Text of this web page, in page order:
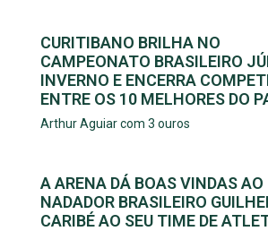
CURITIBANO BRILHA NO
CAMPEONATO BRASILEIRO
INVERNO E ENCERRA
ENTRE OS 10 MELHORES DO
Arthur Aguiar com 3 ouros
A ARENA DÁ BOAS VINDAS AO
NADADOR BRASILEIRO
CARIBÉ AO SEU TIME DE